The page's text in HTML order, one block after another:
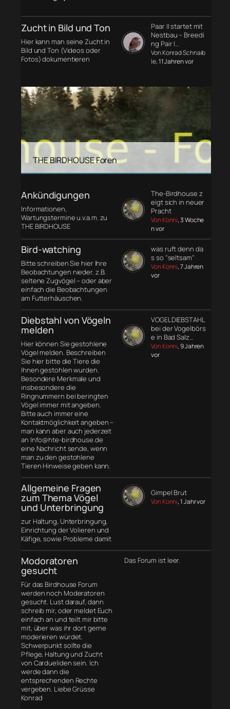
Zucht in Bild und Ton
Hier kann man seine Zucht in
Bild und Ton (Videos oder
Fotos) dokumentieren
Paar II startet mit
Nestbau – Breedi
ng Pair I…
Von Konrad Schnaib
le, 11 Jahren vor
THE BIRDHOUSE Foren
Ankündigungen
Informationen,
Wartungstermine u.v.a.m. zu
THE BIRDHOUSE
The-Birdhouse z
eigt sich in neuer
Pracht
Von Konni, 3 Woche
n vor
Bird-watching
Bitte schreiben Sie hier Ihre
Beobachtungen nieder. z.B.
seltene Zugvögel – oder aber
einfach die Beobachtungen
am Futterhäuschen.
was ruft denn da
s so "seltsam"
Von Konni, 7 Jahren
vor
Diebstahl von Vögeln
melden
Hier können Sie gestohlene
Vögel melden. Beschreiben
Sie hier bitte die Tiere die
Ihnen gestohlen wurden.
Besondere Merkmale und
insbesondere die
Ringnummern bei beringten
Vögel immer mit angeben.
Bitte auch immer eine
Kontaktmöglichkeit angeben –
man kann aber auch jederzeit
an Info@hte-birdhouse.de
eine Nachricht sende, wenn
man zu den gestohlene
Tieren Hinweise geben kann.
VOGELDIEBSTAHL
bei der Vogelbörs
e in Bad Salz…
Von Konni, 9 Jahren
vor
Allgemeine Fragen
zum Thema Vögel
und Unterbringung
zur Haltung, Unterbringung,
Einrichtung der Volieren und
Käfige, sowie Probleme damit
Gimpel Brut
Von Konni, 1 Jahr vor
Modoratoren
gesucht
Für das Birdhouse Forum
werden noch Moderatoren
gesucht. Lust darauf, dann
schreib mir, oder meldet Euch
einfach an und teilt mir bitte
mit, über was ihr dort gerne
moderieren würdet.
Schwerpunkt sollte die
Pflege, Haltung und Zucht
von Cardueliden sein. Ich
werde dann die
entsprechenden Rechte
vergeben. Liebe Grüsse
Konrad
Das Forum ist leer.